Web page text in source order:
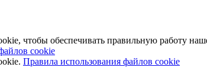
чтобы обеспечивать правильную работу
cookie
Правила использования файлов cookie